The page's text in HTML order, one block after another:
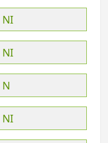
NI
NI
NI